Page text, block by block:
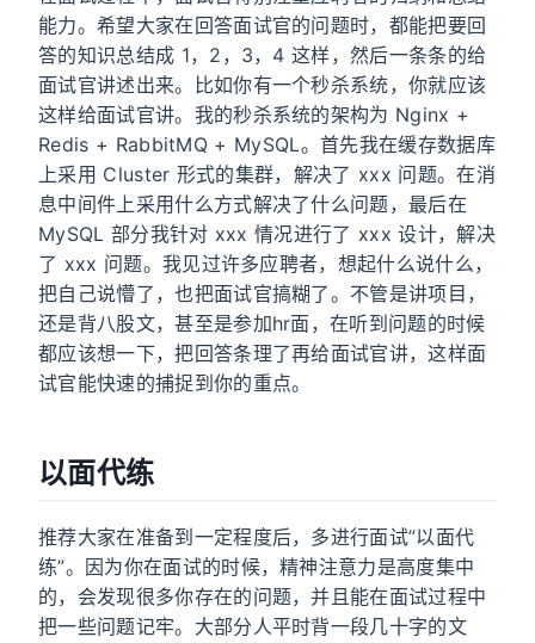
能力。希望大家在回答面试官的问题时，都能把要回
答的知识总结成 1，2，3，4 这样，然后一条条的给
面试官讲述出来。比如你有一个秒杀系统，你就应该
这样给面试官讲。我的秒杀系统的架构为 Nginx +
Redis + RabbitMQ + MySQL。首先我在缓存数据库
上采用 Cluster 形式的集群，解决了 xxx 问题。在消
息中间件上采用什么方式解决了什么问题，最后在
MySQL 部分我针对 xxx 情况进行了 xxx 设计，解决
了 xxx 问题。我见过许多应聘者，想起什么说什么，
把自己说懵了，也把面试官搞糊了。不管是讲项目，
还是背八股文，甚至是参加hr面，在听到问题的时候
都应该想一下，把回答条理了再给面试官讲，这样面
试官能快速的捕捉到你的重点。
以面代练
推荐大家在准备到一定程度后，多进行面试”以面代
练”。因为你在面试的时候，精神注意力是高度集中
的，会发现很多你存在的问题，并且能在面试过程中
把一些问题记牢。大部分人平时背一段几十字的文